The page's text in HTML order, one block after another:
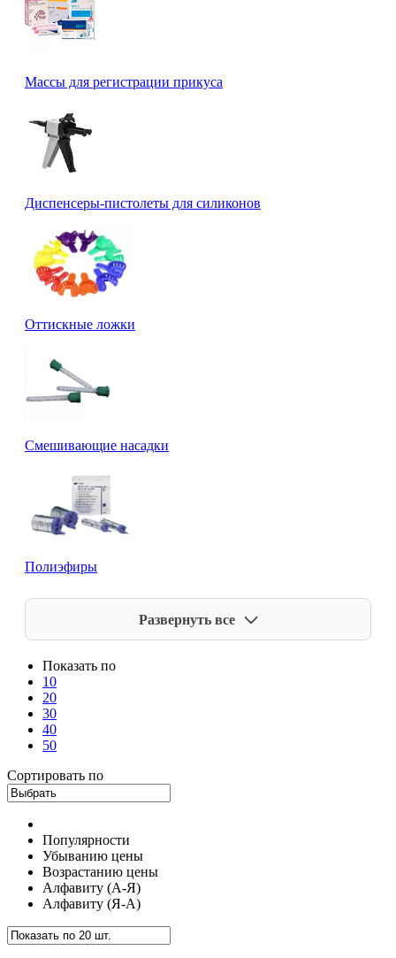
Массы для регистрации прикуса
Диспенсеры-пистолеты для силиконов
Оттискные ложки
Смешивающие насадки
Полиэфиры
Развернуть все
Показать по
10
20
30
40
50
Сортировать по
Популярности
Убыванию цены
Возрастанию цены
Алфавиту (А-Я)
Алфавиту (Я-А)